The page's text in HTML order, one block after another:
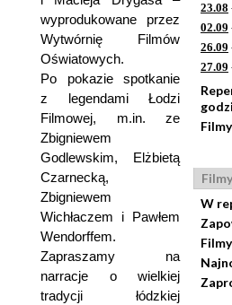
wyprodukowane przez
Wytwórnię Filmów
Oświatowych.
Po pokazie spotkanie
z legendami Łodzi
Filmowej, m.in. ze
Zbigniewem
Godlewskim, Elżbietą
Czarnecką,
Zbigniewem
Wichłaczem i Pawłem
Wendorffem.
Zapraszamy na
narracje o wielkiej
tradycji łódzkiej
23.08
02.09
26.09
27.09
Filmy
W